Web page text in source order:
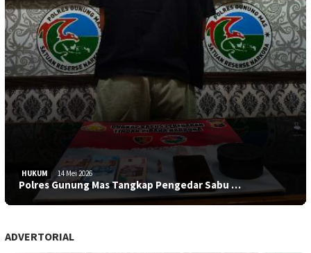
HUKUM 14 Mei 2026
Polres Gunung Mas Tangkap Pengedar Sabu …
ADVERTORIAL